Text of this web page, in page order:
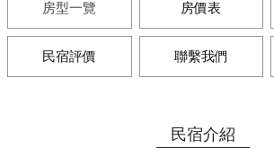
房型一覽 房價表
民宿評價 聯繫我們
民宿介紹